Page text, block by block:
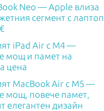
Neo — Apple влиза
сегмент с лаптоп
iPad Air с M4 —
мощ и памет на
цена
MacBook Air с M5 —
мощ, повече памет,
елегантен дизайн